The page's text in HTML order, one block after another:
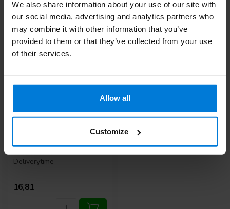
We also share information about your use of our site with
our social media, advertising and analytics partners who
may combine it with other information that you’ve
provided to them or that they’ve collected from your use
of their services.
Allow all
Customize
Recent bekeken
Deliverytime
16,81